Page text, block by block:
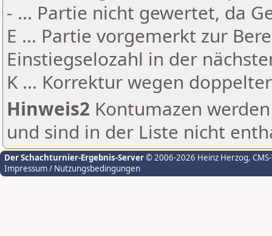
- ... Partie nicht gewertet, da
E ... Partie vorgemerkt zur
Einstiegselozahl in der
K ... Korrektur wegen
Hinweis2 Kontumazen
und sind in der Liste nicht
Der Schachturnier-Ergebnis-Server© 2006-2026 Heinz Herzog,
Impressum / Nutzungsbedingungen